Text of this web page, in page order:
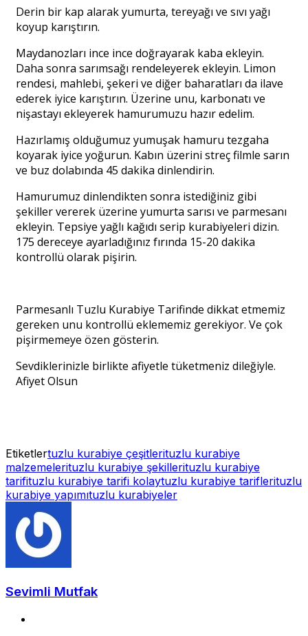
Derin bir kap alarak yumurta, tereyağı ve sıvı yağı
koyup karıştırın.
Maydanozları ince ince doğrayarak kaba ekleyin.
Daha sonra sarımsağı rendeleyerek ekleyin. Limon
rendesi, mahlebi, şekeri ve diğer baharatları da ilave
ederek iyice karıştırın. Üzerine unu, karbonatı ve
nişastayı ekleyerek hamurumuzu hazır edelim.
Hazırlamış olduğumuz yumuşak hamuru tezgaha
koyarak iyice yoğurun. Kabın üzerini streç filmle sarın
ve buz dolabında 45 dakika dinlendirin.
Hamurumuz dinlendikten sonra istediğiniz gibi
şekiller vererek üzerine yumurta sarısı ve parmesanı
ekleyin. Tepsiye yağlı kağıdı serip kurabiyeleri dizin.
175 dereceye ayarladığınız fırında 15-20 dakika
kontrollü olarak pişirin.
Parmesanlı Tuzlu Kurabiye Tarifinde dikkat etmemiz
gereken unu kontrollü eklememiz gerekiyor. Ve çok
pişirmemeye özen gösterin.
Sevdiklerinizle birlikte afiyetle tüketmeniz dileğiyle.
Afiyet Olsun
Etiketlertuzlu kurabiye çeşitlerituzlu kurabiye
malzemelerituzlu kurabiye şekillerituzlu kurabiye
tarifituzlu kurabiye tarifi kolaytuzlu kurabiye tariflerituzlu
kurabiye yapımıtuzlu kurabiyeler
Sevimli Mutfak